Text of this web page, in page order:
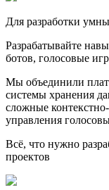
Для разработки
Разрабатывайте
ботов, голосовые
Мы объединили
системы хранения
сложные
управления
Всё, что нужно
проектов